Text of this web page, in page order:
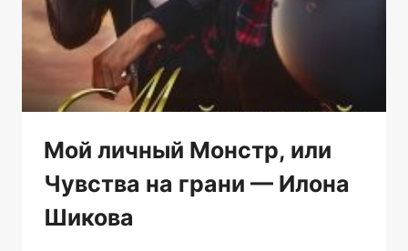
Мой личный Монстр, или
Чувства на грани — Илона
Шикова